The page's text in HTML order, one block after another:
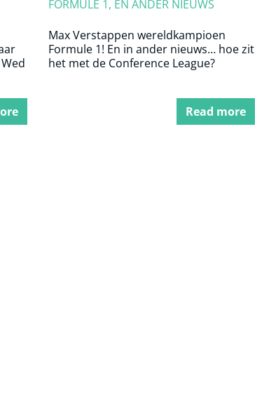
FORMULE 1, EN ANDER NIEUWS
Max Verstappen wereldkampioen
Formule 1! En in ander nieuws… hoe zit
het met de Conference League?
Read more